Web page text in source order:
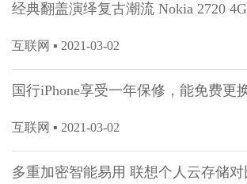
经典翻盖演绎复古潮流 Nokia 2720
互联网 ▪ 2021-03-02
国行iPhone享受一年保修，能免费更
互联网 ▪ 2021-03-02
多重加密智能易用 联想个人云存储对